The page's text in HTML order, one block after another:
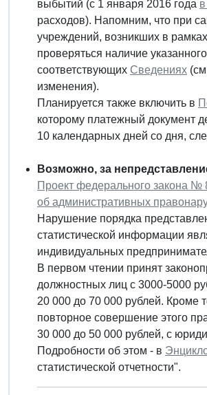
выбытий (с 1 января 2016 года
расходов). Напомним, что при
учреждений, возникших в
проверяться наличие
соответствующих Сведениях
изменения).
Планируется также включить в
которому платежный документ
10 календарных дней со дня,
Возможно, за
Проект федерального закона №
об административных
Нарушение порядка
статистической информации
индивидуальных
В первом чтении принят
должностных лиц с 3000-5000
20 000 до 70 000 рублей. Кроме
повторное совершение этого
30 000 до 50 000 рублей, с
Подробности об этом - в
статистической отчетности".